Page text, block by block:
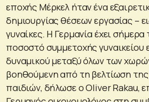
εποχής Μέρκελ ήταν ένα
δημιουργίας θέσεων εργασίας –
γυναίκες. Η Γερμανία έχει
ποσοστό συμμετοχής γυναικείου
δυναμικού μεταξύ όλων των
βοηθούμενη από τη βελτίωση
παιδιών, δήλωσε ο Oliver Rakau,